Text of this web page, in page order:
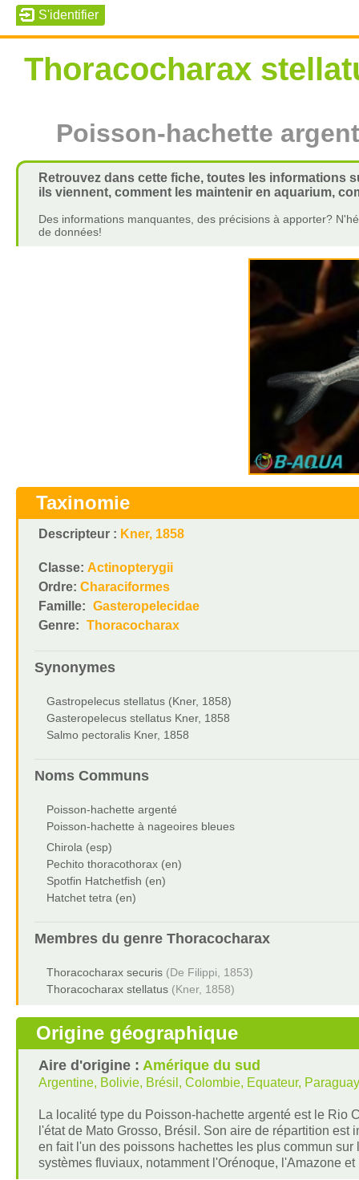
Thoracocharax
Poisson-hachette
Retrouvez dans cette fiche, toutes les informations
ils viennent, comment les maintenir en aquarium,
Des informations manquantes, des précisions à apporter?
de données!
Taxinomie
Descripteur : Kner, 1858
Classe: Actinopterygii
Ordre: Characiformes
Famille: Gasteropelecidae
Genre: Thoracocharax
Synonymes
Gastropelecus stellatus (Kner, 1858)
Gasteropelecus stellatus Kner, 1858
Salmo pectoralis Kner, 1858
Noms Communs
Poisson-hachette argenté
Poisson-hachette à nageoires bleues
Chirola (esp)
Pechito thoracothorax (en)
Spotfin Hatchetfish (en)
Hatchet tetra (en)
Membres du genre Thoracocharax
Thoracocharax securis (De Filippi, 1853)
Thoracocharax stellatus (Kner, 1858)
Origine géographique
Aire d'origine : Amérique du sud
Argentine, Bolivie, Brésil, Colombie, Equateur,
La localité type du Poisson-hachette argenté est le Rio
l'état de Mato Grosso, Brésil. Son aire de répartition
en fait l'un des poissons hachettes les plus commun
systèmes fluviaux, notamment l'Orénoque, l'Amazone et